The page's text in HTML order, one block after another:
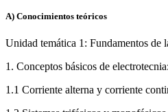
A) Conocimientos teóricos
Unidad temática 1: Fundamentos de
1. Conceptos básicos de electrotecnia:
1.1 Corriente alterna y corriente